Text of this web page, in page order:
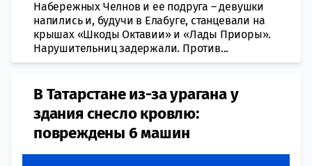
Набережных Челнов и ее подруга – девушки
напились и, будучи в Елабуге, станцевали на
крышах «Шкоды Октавии» и «Лады Приоры».
Нарушительниц задержали. Против...
В Татарстане из-за урагана у
здания снесло кровлю:
повреждены 6 машин